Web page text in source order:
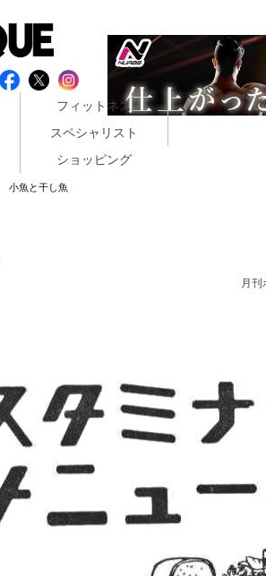
フィットネス
スペシャリスト
ショッピング
小魚と干し魚
月